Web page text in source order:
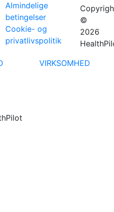
Almindelige
betingelser
Cookie- og
privatlivspolitik
©
2026
VIRKSOMHED